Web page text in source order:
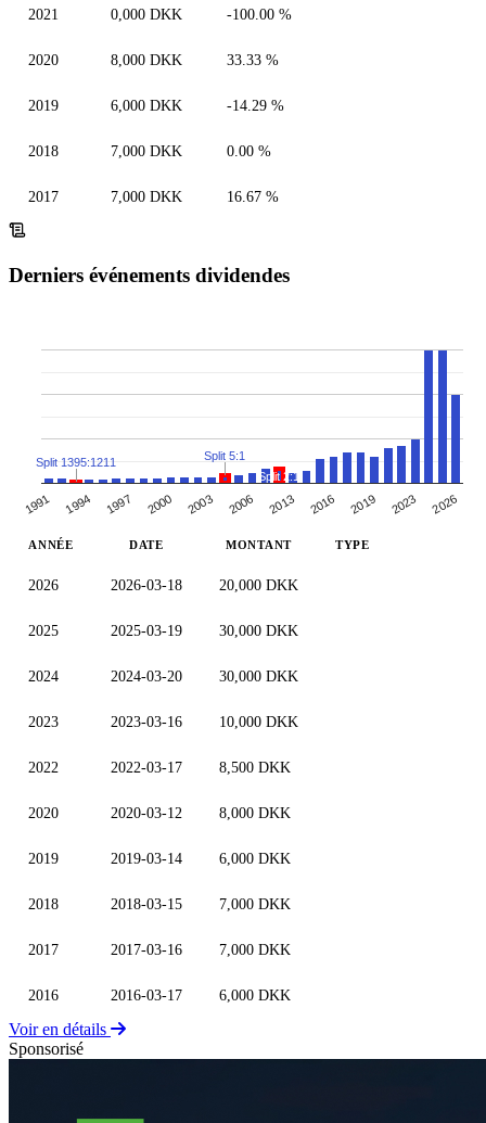
2021 0,000 DKK -100.00 %
2020 8,000 DKK 33.33 %
2019 6,000 DKK -14.29 %
2018 7,000 DKK 0.00 %
2017 7,000 DKK 16.67 %
Derniers événements dividendes
1991 1994 1997 2000 2003 2006 2013 2016 2019 2023 2026
Split 1395:1211
Split 5:1
Split 2:1
ANNÉE DATE MONTANT TYPE
2026 2026-03-18 20,000 DKK
2025 2025-03-19 30,000 DKK
2024 2024-03-20 30,000 DKK
2023 2023-03-16 10,000 DKK
2022 2022-03-17 8,500 DKK
2020 2020-03-12 8,000 DKK
2019 2019-03-14 6,000 DKK
2018 2018-03-15 7,000 DKK
2017 2017-03-16 7,000 DKK
2016 2016-03-17 6,000 DKK
Voir en détails
Sponsorisé